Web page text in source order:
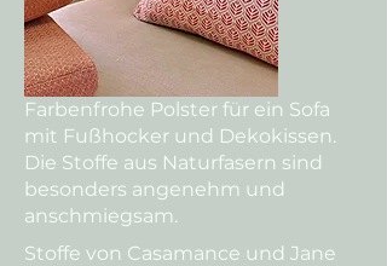
Farbenfrohe Polster für ein Sofa
mit Fußhocker und Dekokissen.
Die Stoffe aus Naturfasern sind
besonders angenehm und
anschmiegsam.
Stoffe von Casamance und Jane